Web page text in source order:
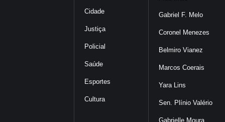
Gabriel F. Melo
Coronel Menezes
Belmiro Vianez
Marcos Coerais
Yara Lins
Sen. Plínio Valério
Gabrielle Moura
Cidade
Justiça
Policial
Saúde
Esportes
Cultura